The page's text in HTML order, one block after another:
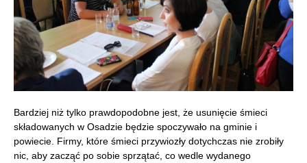
Bardziej niż tylko prawdopodobne jest, że usunięcie śmieci
składowanych w Osadzie będzie spoczywało na gminie i
powiecie. Firmy, które śmieci przywiozły dotychczas nie zrobiły
nic, aby zacząć po sobie sprzątać, co wedle wydanego